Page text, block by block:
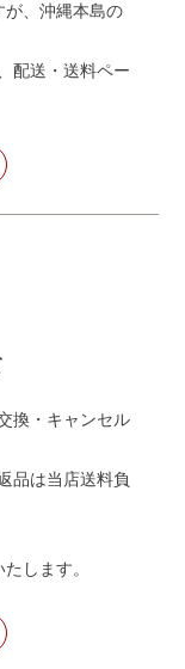
、沖縄本島の
配送・送料ペー
換・キャンセル
品は当店送料負
します。